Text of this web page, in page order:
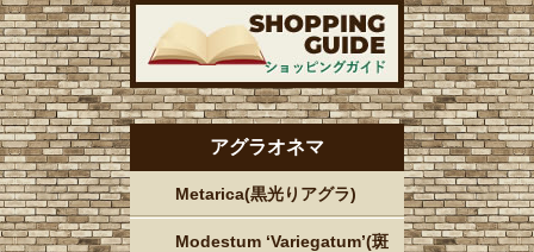
アグラオネマ
Metarica(黒光りアグラ)
Modestum ‘Variegatum’(斑